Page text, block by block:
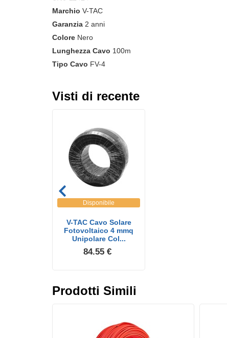
Marchio V-TAC
Garanzia 2 anni
Colore Nero
Lunghezza Cavo 100m
Tipo Cavo FV-4
Visti di recente
Disponibile
V-TAC Cavo Solare
Fotovoltaico 4 mmq
Unipolare Col...
84.55 €
Prodotti Simili